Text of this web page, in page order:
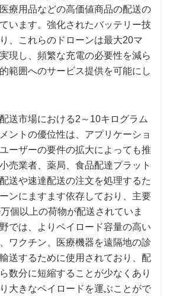
療用品などの高価値商品の配送の
います。強化されたバッテリー技
、これらのドローンは最大20マ
現し、頻繁な充電の必要性を減ら
範囲へのサービス提供を可能にし
送市場における2～10キログラム
ントの優位性は、アプリケーショ
ーザーの要件の拡大によっても推
売業者、薬局、食品配達プラット
送や速達配送の注文を処理するた
ンにますます依存しており、主要
個以上の荷物が配送されていま
では、よりペイロード容量の高い
ワクチン、医療機器を遠隔地の診
送するために使用されており、配
数分に短縮することが少なくあり
大きなペイロードを運ぶことがで